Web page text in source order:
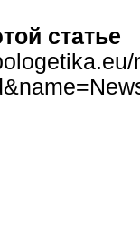
статье